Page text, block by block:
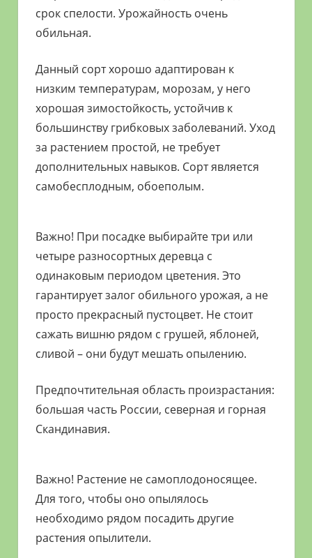
срок спелости. Урожайность очень
обильная.
Данный сорт хорошо адаптирован к
низким температурам, морозам, у него
хорошая зимостойкость, устойчив к
большинству грибковых заболеваний. Уход
за растением простой, не требует
дополнительных навыков. Сорт является
самобесплодным, обоеполым.
Важно! При посадке выбирайте три или
четыре разносортных деревца с
одинаковым периодом цветения. Это
гарантирует залог обильного урожая, а не
просто прекрасный пустоцвет. Не стоит
сажать вишню рядом с грушей, яблоней,
сливой – они будут мешать опылению.
Предпочтительная область произрастания:
большая часть России, северная и горная
Скандинавия.
Важно! Растение не самоплодоносящее.
Для того, чтобы оно опылялось
необходимо рядом посадить другие
растения опылители.